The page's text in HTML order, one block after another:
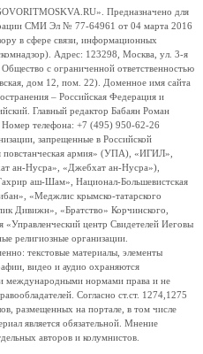
Предназначено для
СМИ Эл № 77-64961 от 04 марта 2016
в сфере связи, информационных
Адрес: 123298, Москва, ул. 3-я
с ограниченной ответственностью
дом 12, пом. 22). Доменное имя сайта
– Российская Федерация и
Главный редактор Бабаян Роман
телефона: +7 (495) 950-62-26
запрещенные в Российской
повстанческая армия» (УПА), «ИГИЛ»,
ан-Нусра», «Джебхат ан-Нусра»),
аш-Шам», Национал-Большевистская
«Меджлис крымско-татарского
Дивижн», «Братство» Корчинского,
«Управленческий центр Свидетелей Иеговы
религиозные организации.
текстовые материалы, элементы
видео и аудио охраняются
и международными нормами права и не
Согласно ст.ст. 1274,1275
размещенных на портале, в том числе
является обязательной. Мнение
авторов и колумнистов.